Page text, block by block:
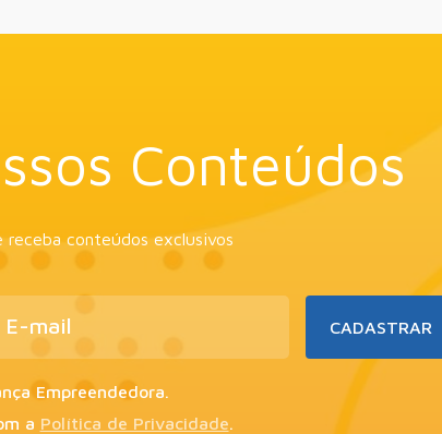
Conteúdos
receba conteúdos exclusivos
Empreendedora.
a Política de Privacidade